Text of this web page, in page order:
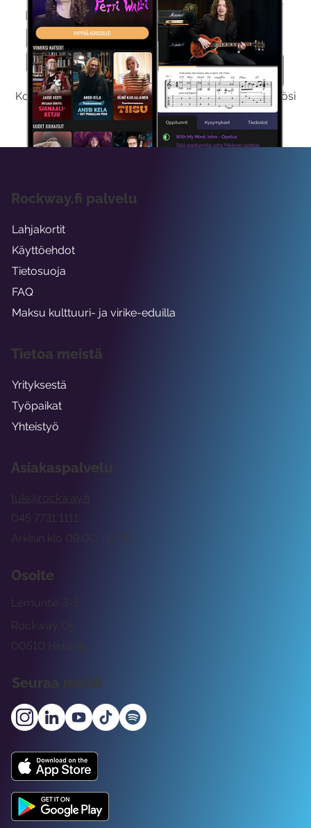
Kokeile Ilmaiseksi
Kokeilemalla ilmaiseksi saat koko sisältömme käyttöösi
viikon ajaksi.
Asiakaspalvelu
tuki@rockway.fi
Arkisin klo 09:00 -15:00
045 7731 1111
Osoite
Rockway Oy
Lemuntie 3-5
00510 Helsinki
Seuraa meitä
Rockway.fi palvelu
Lahjakortit
Käyttöehdot
Tietosuoja
FAQ
Maksu kulttuuri- ja virike-eduilla
Tietoa meistä
Yrityksestä
Työpaikat
Yhteistyö